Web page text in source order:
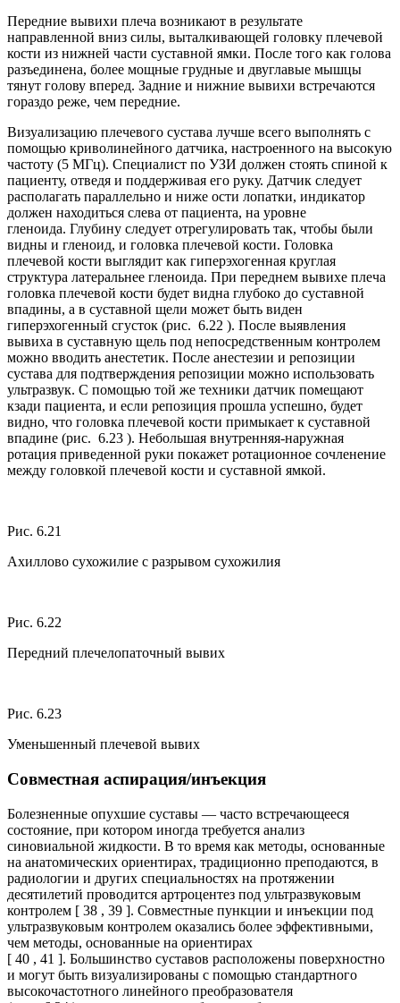
Передние вывихи плеча возникают в результате
направленной вниз силы, выталкивающей головку плечевой
кости из нижней части суставной ямки. После того как голова
разъединена, более мощные грудные и двуглавые мышцы
тянут голову вперед. Задние и нижние вывихи встречаются
гораздо реже, чем передние.
Визуализацию плечевого сустава лучше всего выполнять с
помощью криволинейного датчика, настроенного на высокую
частоту (5 МГц). Специалист по УЗИ должен стоять спиной к
пациенту, отведя и поддерживая его руку. Датчик следует
располагать параллельно и ниже ости лопатки, индикатор
должен находиться слева от пациента, на уровне
гленоида. Глубину следует отрегулировать так, чтобы были
видны и гленоид, и головка плечевой кости. Головка
плечевой кости выглядит как гиперэхогенная круглая
структура латеральнее гленоида. При переднем вывихе плеча
головка плечевой кости будет видна глубоко до суставной
впадины, а в суставной щели может быть виден
гиперэхогенный сгусток (рис. 6.22 ). После выявления
вывиха в суставную щель под непосредственным контролем
можно вводить анестетик. После анестезии и репозиции
сустава для подтверждения репозиции можно использовать
ультразвук. С помощью той же техники датчик помещают
кзади пациента, и если репозиция прошла успешно, будет
видно, что головка плечевой кости примыкает к суставной
впадине (рис. 6.23 ). Небольшая внутренняя-наружная
ротация приведенной руки покажет ротационное сочленение
между головкой плечевой кости и суставной ямкой.
Рис. 6.21
Ахиллово сухожилие с разрывом сухожилия
Рис. 6.22
Передний плечелопаточный вывих
Рис. 6.23
Уменьшенный плечевой вывих
Совместная аспирация/инъекция
Болезненные опухшие суставы — часто встречающееся
состояние, при котором иногда требуется анализ
синовиальной жидкости. В то время как методы, основанные
на анатомических ориентирах, традиционно преподаются, в
радиологии и других специальностях на протяжении
десятилетий проводится артроцентез под ультразвуковым
контролем [ 38 , 39 ]. Совместные пункции и инъекции под
ультразвуковым контролем оказались более эффективными,
чем методы, основанные на ориентирах
[ 40 , 41 ]. Большинство суставов расположены поверхностно
и могут быть визуализированы с помощью стандартного
высокочастотного линейного преобразователя